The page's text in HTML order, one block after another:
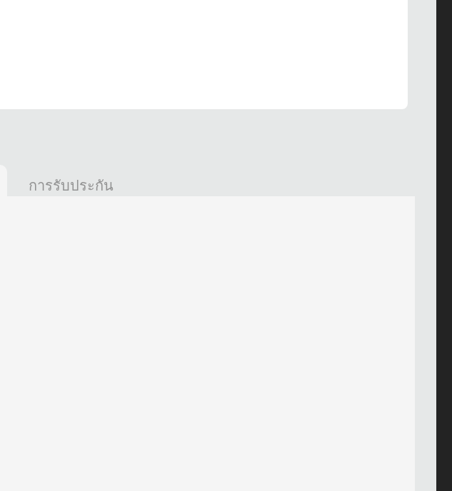
การรับประกัน